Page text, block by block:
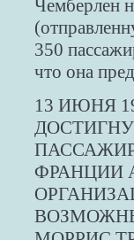
Чемберлен
350
что она
13 ИЮНЯ
ФРАНЦИИ